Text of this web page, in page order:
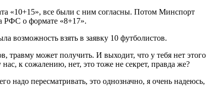
«10+15», все были с ним согласны. Потом Минспорт
РФС о формате «8+17».
возможность взять в заявку 10 футболистов.
травму может получить. И выходит, что у тебя нет этого
к сожалению, нет, это тоже не секрет, правда же?
надо пересматривать, это однозначно, я очень надеюсь,